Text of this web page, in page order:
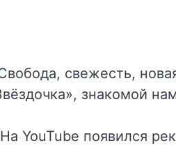
На YouTube появился